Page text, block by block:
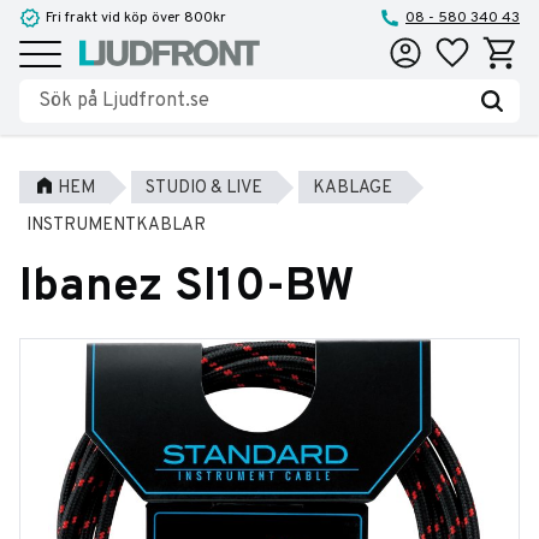
Meny
Fri frakt vid köp över 800kr 08 - 580 340 43
Favoriter
HEM STUDIO & LIVE
KABLAGE
INSTRUMENTKABLAR
Ibanez SI10-BW